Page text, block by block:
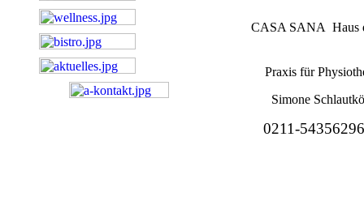
CASA SANA Haus
Praxis für
Simone
0211-